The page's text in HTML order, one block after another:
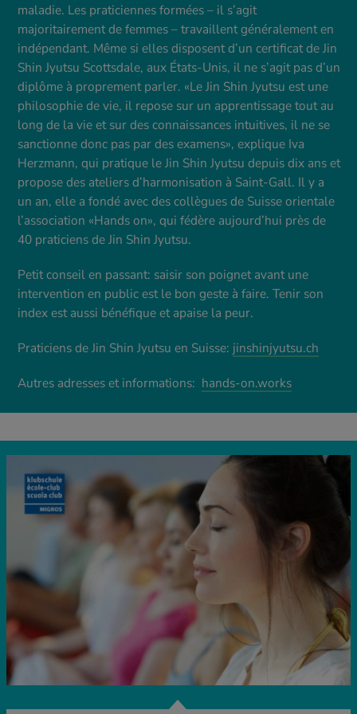
maladie. Les praticiennes formées – il s’agit
majoritairement de femmes – travaillent généralement en
indépendant. Même si elles disposent d’un certificat de Jin
Shin Jyutsu Scottsdale, aux États-Unis, il ne s’agit pas d’un
diplôme à proprement parler. «Le Jin Shin Jyutsu est une
philosophie de vie, il repose sur un apprentissage tout au
long de la vie et sur des connaissances intuitives, il ne se
sanctionne donc pas par des examens», explique Iva
Herzmann, qui pratique le Jin Shin Jyutsu depuis dix ans et
propose des ateliers d’harmonisation à Saint-Gall. Il y a
un an, elle a fondé avec des collègues de Suisse orientale
l’association «Hands on», qui fédère aujourd’hui près de
40 praticiens de Jin Shin Jyutsu.
Petit conseil en passant: saisir son poignet avant une
intervention en public est le bon geste à faire. Tenir son
index est aussi bénéfique et apaise la peur.
Praticiens de Jin Shin Jyutsu en Suisse: jinshinjyutsu.ch
Autres adresses et informations: hands-on.works